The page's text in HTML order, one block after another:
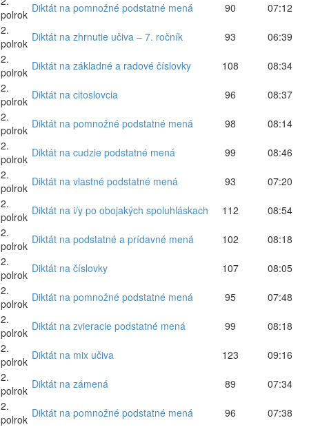
polrok Diktát na pomnožné podstatné mená 90
07:12
2.
polrok Diktát na zhrnutie učiva – 7. ročník 93
06:39
2.
polrok Diktát na základné a radové číslovky 108
08:34
2.
polrok Diktát na citoslovcia 96
08:37
2.
polrok Diktát na pomnožné podstatné mená 98
08:14
2.
polrok Diktát na cudzie podstatné mená 99
08:46
2.
polrok Diktát na vlastné podstatné mená 93
07:20
2.
polrok Diktát na i/y po obojakých spoluhláskach 112
08:54
2.
polrok Diktát na podstatné a prídavné mená 102
08:18
2.
polrok Diktát na číslovky 107
08:05
2.
polrok Diktát na pomnožné podstatné mená 95
07:48
2.
polrok Diktát na zvieracie podstatné mená 99
08:18
2.
polrok Diktát na mix učiva 123
09:16
2.
polrok Diktát na zámená 89
07:34
2.
polrok Diktát na pomnožné podstatné mená 96
07:38